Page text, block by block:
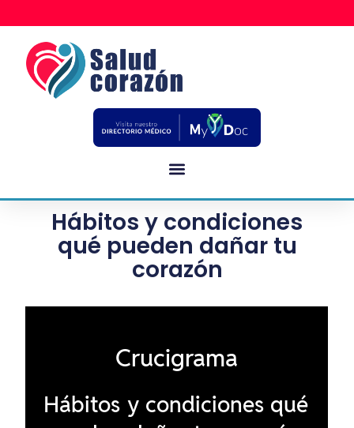
Hábitos y condiciones
qué pueden dañar tu
corazón